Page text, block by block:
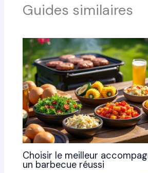
Guides similaires
Choisir le meilleur
un barbecue réussi